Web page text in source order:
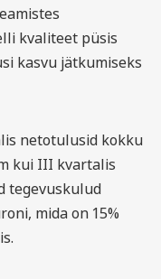
kvaliteet püsis
kasvu jätkumiseks
netotulusid kokku
kui III kvartalis
tegevuskulud
mida on 15%